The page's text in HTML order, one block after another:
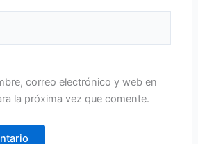
correo electrónico y web en
la próxima vez que comente.